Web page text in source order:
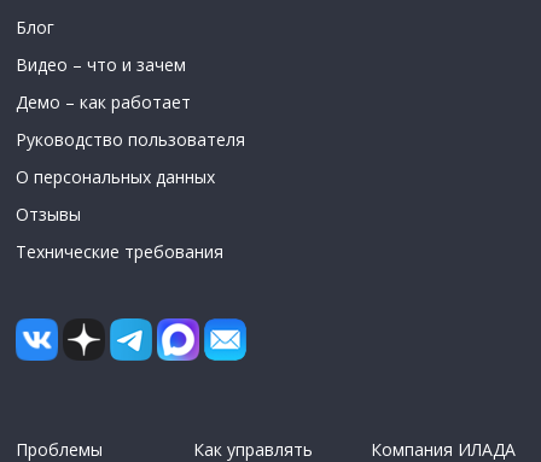
Блог
Видео – что и зачем
Демо – как работает
Руководство пользователя
О персональных данных
Отзывы
Технические требования
Проблемы
Как управлять
Компания ИЛАДА